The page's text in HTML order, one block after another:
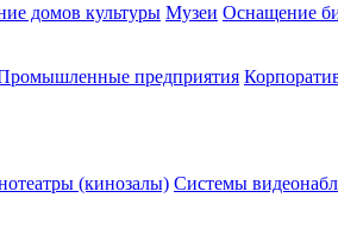
домов культуры Музеи Оснащение
предприятия
(кинозалы) Системы